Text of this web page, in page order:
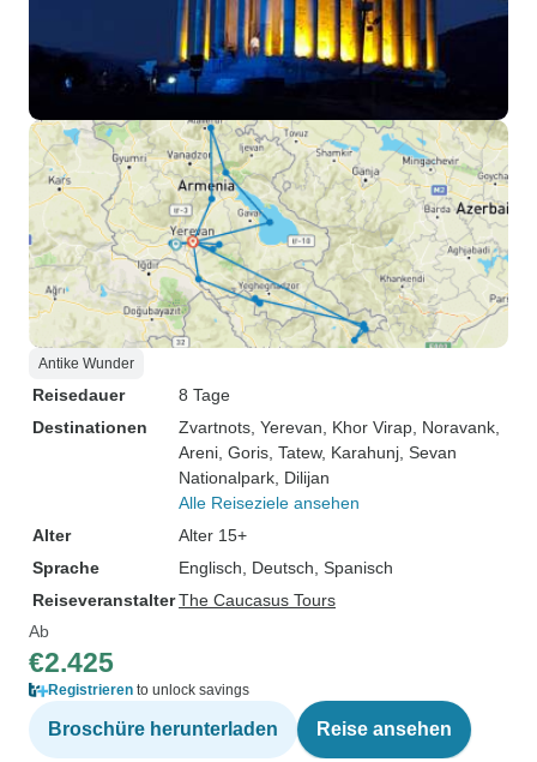
Antike Wunder
Reisedauer
8 Tage
Destinationen
Zvartnots , Yerevan , Khor Virap , Noravank
Areni , Goris , Tatew, Karahunj , Sevan
Nationalpark , Dilijan
Alle Reiseziele ansehen
Alter
Alter 15+
Sprache
Englisch, Deutsch, Spanisch
ReiseveranstalterThe Caucasus Tours
Ab
€2.425
Registrieren to unlock savings
Broschüre herunterladen Reise ansehen